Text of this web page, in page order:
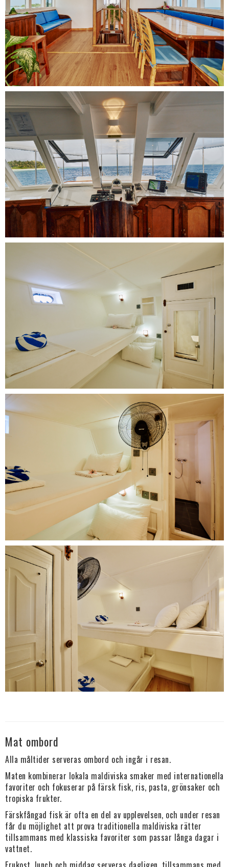
Mat ombord
Alla måltider serveras ombord och ingår i resan.
Maten kombinerar lokala maldiviska smaker med internationella
favoriter och fokuserar på färsk fisk, ris, pasta, grönsaker och
tropiska frukter.
Färskfångad fisk är ofta en del av upplevelsen, och under resan
får du möjlighet att prova traditionella maldiviska rätter
tillsammans med klassiska favoriter som passar långa dagar i
vattnet.